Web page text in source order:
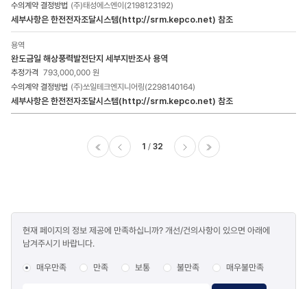
(주)태성에스엔이(2198123192)
세부사항은 한전전자조달시스템(http://srm.kepco.net) 참조
용역
완도금일 해상풍력발전단지 세부지반조사 용역
793,000,000 원
(주)쏘일테크엔지니어링(2298140164)
세부사항은 한전전자조달시스템(http://srm.kepco.net) 참조
1 32
만족도
조사
현재 페이지의 정보 제공에 만족하십니까? 개선/건의사항이 있으면 아래에
남겨주시기 바랍니다.
매우만족 만족 보통 불만족 매우불만족